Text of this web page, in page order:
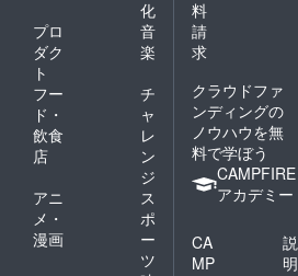
化
プロ
ダク
ト
音
楽
フー
ド・
飲食
店
チ
ャ
レ
ン
ジ
アニ
メ・
漫画
ス
ポ
ー
ツ
料
請
求
クラウドファ
ンディングの
ノウハウを無
料で学ぼう
CAMPFIRE
アカデミー
CA
MP
説
明